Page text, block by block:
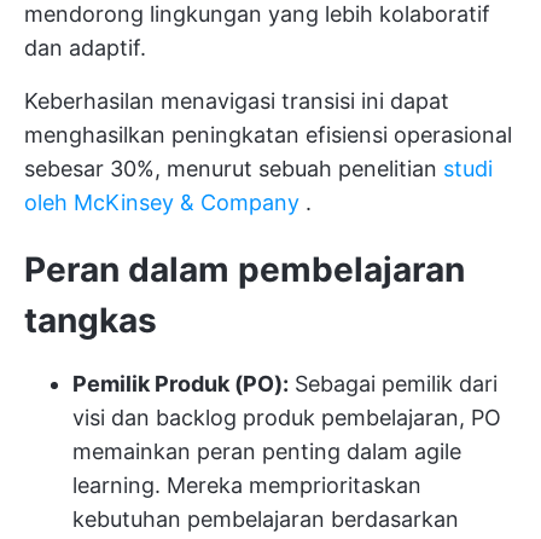
mendorong lingkungan yang lebih kolaboratif
dan adaptif.
Keberhasilan menavigasi transisi ini dapat
menghasilkan peningkatan efisiensi operasional
sebesar 30%, menurut sebuah penelitian studi
oleh McKinsey & Company .
Peran dalam pembelajaran
tangkas
Pemilik Produk (PO): Sebagai pemilik dari
visi dan backlog produk pembelajaran, PO
memainkan peran penting dalam agile
learning. Mereka memprioritaskan
kebutuhan pembelajaran berdasarkan